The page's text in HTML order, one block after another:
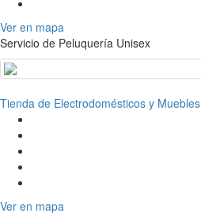
Ver en mapa
Servicio de Peluquería Unisex
Tienda de Electrodomésticos y Muebles
Ver en mapa